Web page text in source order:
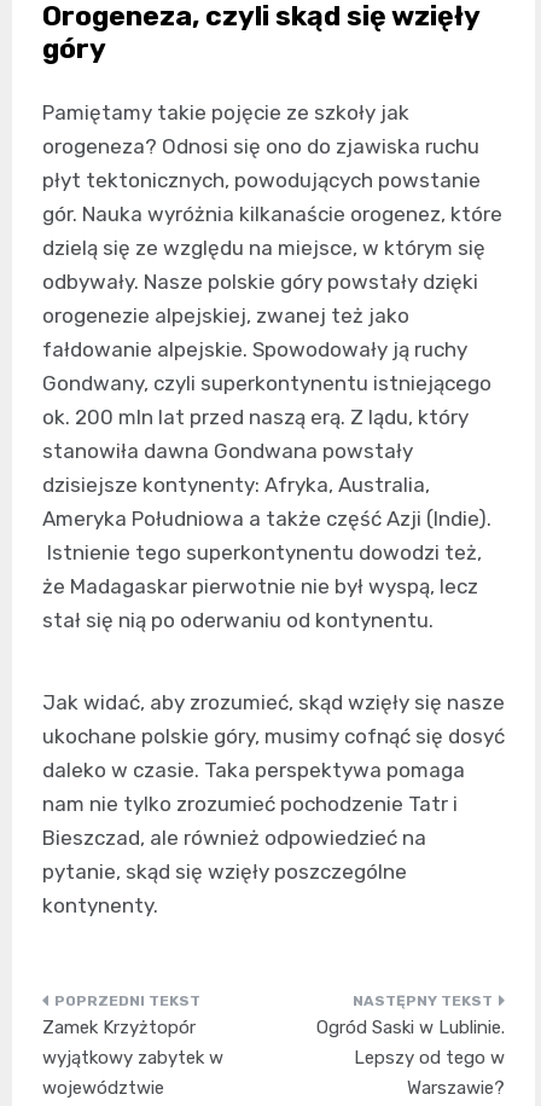
Orogeneza, czyli skąd się wzięły
góry
Pamiętamy takie pojęcie ze szkoły jak
orogeneza? Odnosi się ono do zjawiska ruchu
płyt tektonicznych, powodujących powstanie
gór. Nauka wyróżnia kilkanaście orogenez, które
dzielą się ze względu na miejsce, w którym się
odbywały. Nasze polskie góry powstały dzięki
orogenezie alpejskiej, zwanej też jako
fałdowanie alpejskie. Spowodowały ją ruchy
Gondwany, czyli superkontynentu istniejącego
ok. 200 mln lat przed naszą erą. Z lądu, który
stanowiła dawna Gondwana powstały
dzisiejsze kontynenty: Afryka, Australia,
Ameryka Południowa a także część Azji (Indie).
Istnienie tego superkontynentu dowodzi też,
że Madagaskar pierwotnie nie był wyspą, lecz
stał się nią po oderwaniu od kontynentu.
Jak widać, aby zrozumieć, skąd wzięły się nasze
ukochane polskie góry, musimy cofnąć się dosyć
daleko w czasie. Taka perspektywa pomaga
nam nie tylko zrozumieć pochodzenie Tatr i
Bieszczad, ale również odpowiedzieć na
pytanie, skąd się wzięły poszczególne
kontynenty.
Nawigacja
wpisu
Zamek Krzyżtopór
wyjątkowy zabytek w
województwie
Ogród Saski w Lublinie.
Lepszy od tego w
Warszawie?